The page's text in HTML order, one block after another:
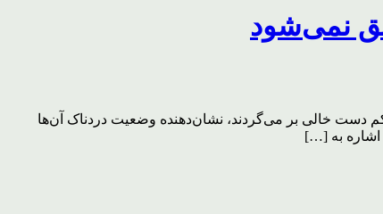
نمی‌شود
دست خالی بر می‌گردند، نشان‌دهنده وضعیت دردناک آن‌ها
اشاره به […]